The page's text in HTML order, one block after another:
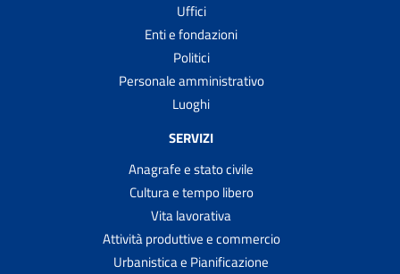
Uffici
Enti e fondazioni
Politici
Personale amministrativo
Luoghi
SERVIZI
Anagrafe e stato civile
Cultura e tempo libero
Vita lavorativa
Attività produttive e commercio
Urbanistica e Pianificazione